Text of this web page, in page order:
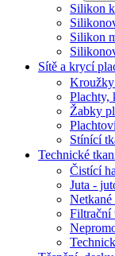
Silikon
Silikon
Sítě a krycí
Kroužky
Plachty,
Žabky
Stínící
Technické
Čistící
Juta -
Filtrační